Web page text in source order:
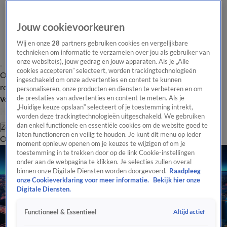
Overzicht Laatste nieuws Regionieuws Het beste van Hart
Tip de
redactie
Volg Hart van Nederland
Zoeken
OverzichtRegioUitzendingenWeerTip de redactiePanelVideo's
Jouw cookievoorkeuren
Wij en onze28 partners gebruiken cookies en vergelijkbare
technieken om informatie te verzamelen over jou als gebruiker van
onze website(s), jouw gedrag en jouw apparaten. Als je „Alle
cookies accepteren” selecteert, worden trackingtechnologieën
ingeschakeld om onze advertenties en content te kunnen
personaliseren, onze producten en diensten te verbeteren en om
de prestaties van advertenties en content te meten. Als je
„Huidige keuze opslaan” selecteert of je toestemming intrekt,
worden deze trackingtechnologieën uitgeschakeld. We gebruiken
dan enkel functionele en essentiële cookies om de website goed te
laten functioneren en veilig te houden. Je kunt dit menu op ieder
moment opnieuw openen om je keuzes te wijzigen of om je
toestemming in te trekken door op de link Cookie-instellingen
onder aan de webpagina te klikken. Je selecties zullen overal
binnen onze Digitale Diensten worden doorgevoerd. Raadpleeg
onze Cookieverklaring voor meer informatie.
Bekijk hier onze
Digitale Diensten.
Functioneel & Essentieel Altijd actief